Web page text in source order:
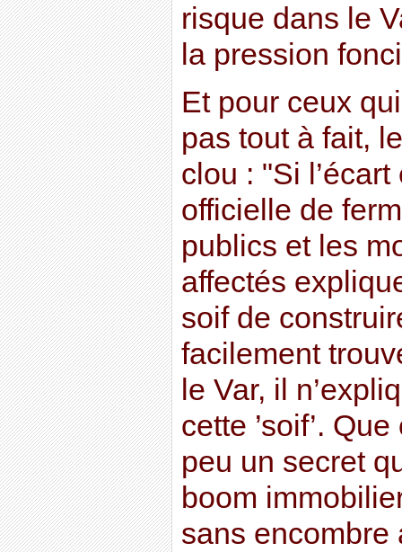
risque dans le
la pression
Et pour ceux
pas tout à fait,
clou : "Si
officielle de
publics et les
affectés
soif de
facilement
le Var, il
cette ’soif’.
peu un secret
boom
sans encombre